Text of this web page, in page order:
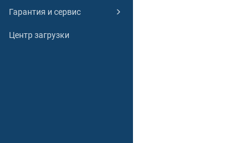
Гарантия и сервис
Центр загрузки